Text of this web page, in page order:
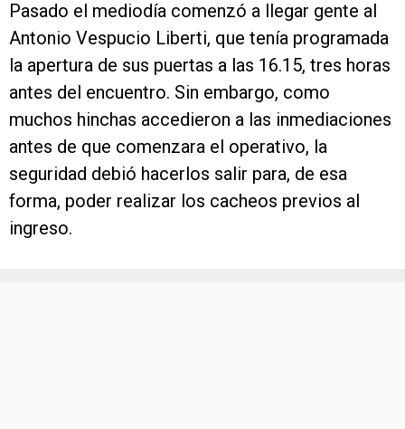
Pasado el mediodía comenzó a llegar gente al
Antonio Vespucio Liberti, que tenía programada
la apertura de sus puertas a las 16.15, tres horas
antes del encuentro. Sin embargo, como
muchos hinchas accedieron a las inmediaciones
antes de que comenzara el operativo, la
seguridad debió hacerlos salir para, de esa
forma, poder realizar los cacheos previos al
ingreso.